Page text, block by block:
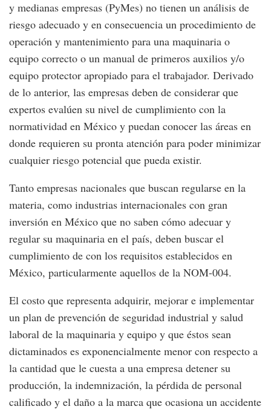
y medianas empresas (PyMes) no tienen un análisis de
riesgo adecuado y en consecuencia un procedimiento de
operación y mantenimiento para una maquinaria o
equipo correcto o un manual de primeros auxilios y/o
equipo protector apropiado para el trabajador. Derivado
de lo anterior, las empresas deben de considerar que
expertos evalúen su nivel de cumplimiento con la
normatividad en México y puedan conocer las áreas en
donde requieren su pronta atención para poder minimizar
cualquier riesgo potencial que pueda existir.
Tanto empresas nacionales que buscan regularse en la
materia, como industrias internacionales con gran
inversión en México que no saben cómo adecuar y
regular su maquinaria en el país, deben buscar el
cumplimiento de con los requisitos establecidos en
México, particularmente aquellos de la NOM-004.
El costo que representa adquirir, mejorar e implementar
un plan de prevención de seguridad industrial y salud
laboral de la maquinaria y equipo y que éstos sean
dictaminados es exponencialmente menor con respecto a
la cantidad que le cuesta a una empresa detener su
producción, la indemnización, la pérdida de personal
calificado y el daño a la marca que ocasiona un accidente